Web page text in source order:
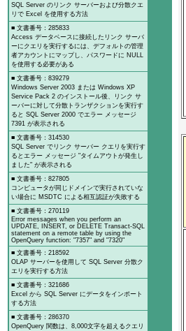
SQL Server のリンク サーバーおよび分散クエ
リで Excel を使用する方法
■ 文書番号：285833
Access データベースに接続したリンク サーバ
ーにクエリを実行するには、デフォルトの管理
者アカウントにマップし、パスワードに NULL
を使用する必要がある
■ 文書番号：839279
Windows Server 2003 または Windows XP
Service Pack 2 のインストール後、リンク サ
ーバーに対して分散トランザクションを実行す
ると SQL Server 2000 でエラー メッセージ
7391 が表示される
■ 文書番号：314530
SQL Server でリンク サーバー クエリを実行す
るとエラー メッセージ "タイムアウトが発生し
ました" が表示される
■ 文書番号：827805
コンピュータが同じドメインで実行されていな
い場合に MSDTC による相互認証が失敗する
■ 文書番号：270119
Error messages when you perform an
UPDATE, INSERT, or DELETE Transact-SQL
statement on a remote table by using the
OpenQuery function: "7357" and "7320"
■ 文書番号：218592
OLAP サーバーを使用して SQL Server 分散ク
エリを実行する方法
■ 文書番号：321686
Excel から SQL Server にデータをインポート
する方法
■ 文書番号：286370
OpenQuery 関数は、8,000文字を超えるクエリ